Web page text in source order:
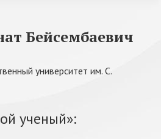
Бейсембаевич
университет им. С.
ученый»: